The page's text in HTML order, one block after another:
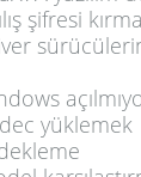
şifresi
yüklemek